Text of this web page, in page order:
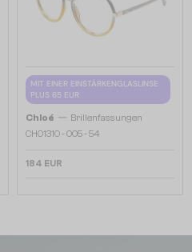
MIT EINER EINSTÄRKENGLASLINSE
PLUS 65 EUR
Chloé — Brillenfassungen
CH0131O - 005 - 54
184 EUR